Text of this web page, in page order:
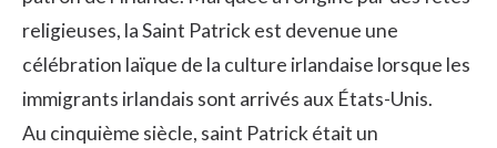
religieuses, la Saint Patrick est devenue une
célébration laïque de la culture irlandaise lorsque les
immigrants irlandais sont arrivés aux États-Unis.
Au cinquième siècle, saint Patrick était un